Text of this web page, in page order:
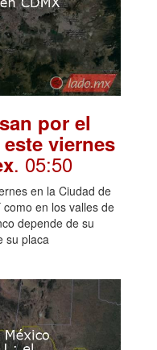
por el
viernes
. 05:50
en la Ciudad de
en los valles de
depende de su
su placa